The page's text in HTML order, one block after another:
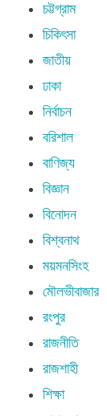
চট্টগ্রাম
চিকিৎসা
জাতীয়
ঢাকা
নির্বাচন
বরিশাল
বাণিজ্য
বিজ্ঞান
বিনোদন
বিশ্বনাথ
ময়মনসিংহ
মৌলভীবাজার
রংপুর
রাজনীতি
রাজশাহী
শিক্ষা